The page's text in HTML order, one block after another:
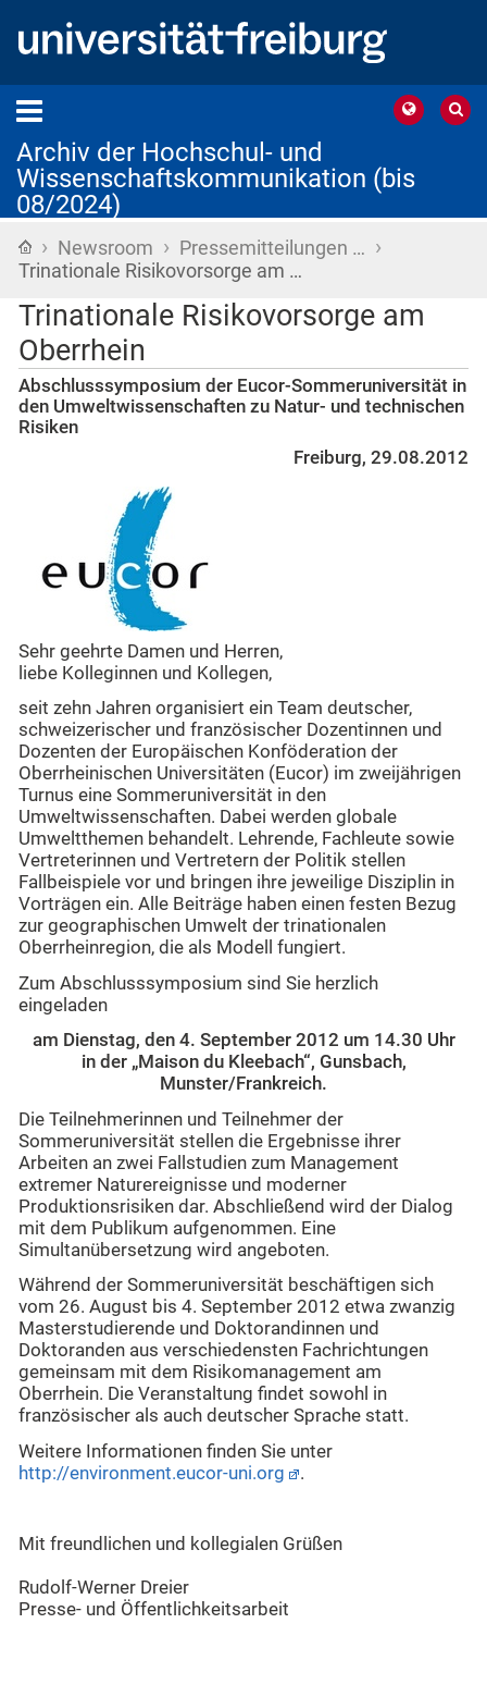
Archiv der Hochschul- und
Wissenschaftskommunikation (bis
08/2024)
Startseite
› Newsroom › Pressemitteilungen … ›
Trinationale Risikovorsorge am …
Trinationale Risikovorsorge am
Oberrhein
Abschlusssymposium der Eucor-Sommeruniversität in
den Umweltwissenschaften zu Natur- und technischen
Risiken
Freiburg, 29.08.2012
Sehr geehrte Damen und Herren,
liebe Kolleginnen und Kollegen,
seit zehn Jahren organisiert ein Team deutscher,
schweizerischer und französischer Dozentinnen und
Dozenten der Europäischen Konföderation der
Oberrheinischen Universitäten (Eucor) im zweijährigen
Turnus eine Sommeruniversität in den
Umweltwissenschaften. Dabei werden globale
Umweltthemen behandelt. Lehrende, Fachleute sowie
Vertreterinnen und Vertretern der Politik stellen
Fallbeispiele vor und bringen ihre jeweilige Disziplin in
Vorträgen ein. Alle Beiträge haben einen festen Bezug
zur geographischen Umwelt der trinationalen
Oberrheinregion, die als Modell fungiert.
Zum Abschlusssymposium sind Sie herzlich
eingeladen
am Dienstag, den 4. September 2012 um 14.30 Uhr
in der „Maison du Kleebach“, Gunsbach,
Munster/Frankreich.
Die Teilnehmerinnen und Teilnehmer der
Sommeruniversität stellen die Ergebnisse ihrer
Arbeiten an zwei Fallstudien zum Management
extremer Naturereignisse und moderner
Produktionsrisiken dar. Abschließend wird der Dialog
mit dem Publikum aufgenommen. Eine
Simultanübersetzung wird angeboten.
Während der Sommeruniversität beschäftigen sich
vom 26. August bis 4. September 2012 etwa zwanzig
Masterstudierende und Doktorandinnen und
Doktoranden aus verschiedensten Fachrichtungen
gemeinsam mit dem Risikomanagement am
Oberrhein. Die Veranstaltung findet sowohl in
französischer als auch deutscher Sprache statt.
Weitere Informationen finden Sie unter
http://environment.eucor-uni.org
.
Mit freundlichen und kollegialen Grüßen
Rudolf-Werner Dreier
Presse- und Öffentlichkeitsarbeit